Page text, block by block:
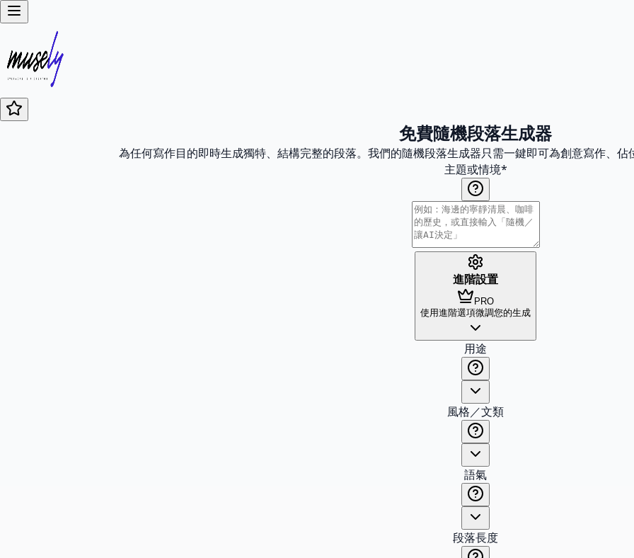
免費隨機段落生成器
為任何寫作目的即時生成獨特、結構完整的段落。我們的隨機段落生成器只需一鍵即可為創意寫作、佔
主題或情境*
進階設置
PRO
使用進階選項微調您的生成
用途
風格／文類
語氣
段落長度